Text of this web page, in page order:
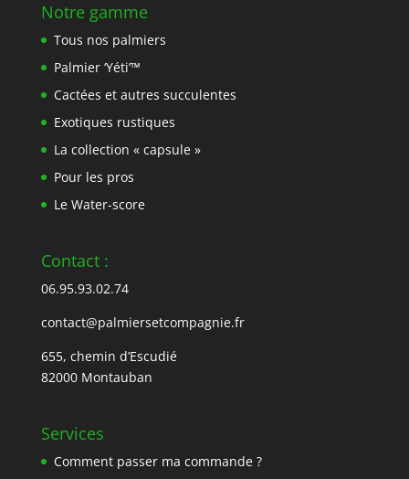
Notre gamme
Tous nos palmiers
Palmier ‘Yéti’™
Cactées et autres succulentes
Exotiques rustiques
La collection « capsule »
Pour les pros
Le Water-score
Contact :
06.95.93.02.74
contact@palmiersetcompagnie.fr
655, chemin d’Escudié
82000 Montauban
Services
Comment passer ma commande ?